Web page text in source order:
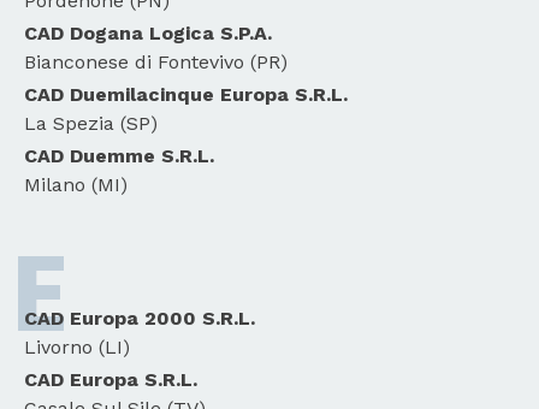
CAD Dogana Logica S.P.A.
Bianconese di Fontevivo (PR)
CAD Duemilacinque Europa S.R.L.
La Spezia (SP)
CAD Duemme S.R.L.
Milano (MI)
E
CAD Europa 2000 S.R.L.
Livorno (LI)
CAD Europa S.R.L.